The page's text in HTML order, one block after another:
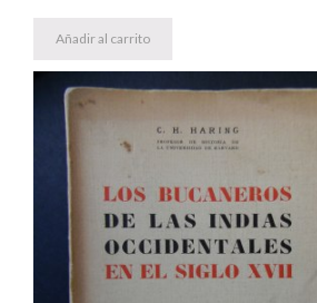
Añadir al carrito